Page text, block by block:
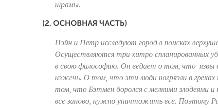
шрамы.
(2. ОСНОВНАЯ ЧАСТЬ)
Пэйн и Петр исследуют город в поисках
Осуществляются три хитро спланированных
в свою философию. Он ведает о том, что язвы
изжечь. О том, что эти люди погрязли в
том, что Бэтмен боролся с мелкими злодеями
все заново, нужно уничтожить все. Поэтому